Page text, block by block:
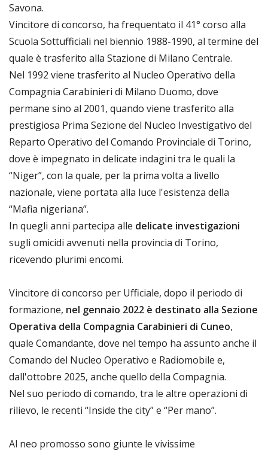
Savona.
Vincitore di concorso, ha frequentato il 41° corso alla
Scuola Sottufficiali nel biennio 1988-1990, al termine del
quale è trasferito alla Stazione di Milano Centrale.
Nel 1992 viene trasferito al Nucleo Operativo della
Compagnia Carabinieri di Milano Duomo, dove
permane sino al 2001, quando viene trasferito alla
prestigiosa Prima Sezione del Nucleo Investigativo del
Reparto Operativo del Comando Provinciale di Torino,
dove è impegnato in delicate indagini tra le quali la
“Niger”, con la quale, per la prima volta a livello
nazionale, viene portata alla luce l'esistenza della
“Mafia nigeriana”.
In quegli anni partecipa alle delicate investigazioni
sugli omicidi avvenuti nella provincia di Torino,
ricevendo plurimi encomi.
Vincitore di concorso per Ufficiale, dopo il periodo di
formazione, nel gennaio 2022 è destinato alla Sezione
Operativa della Compagnia Carabinieri di Cuneo,
quale Comandante, dove nel tempo ha assunto anche il
Comando del Nucleo Operativo e Radiomobile e,
dall'ottobre 2025, anche quello della Compagnia.
Nel suo periodo di comando, tra le altre operazioni di
rilievo, le recenti “Inside the city” e “Per mano”.
Al neo promosso sono giunte le vivissime